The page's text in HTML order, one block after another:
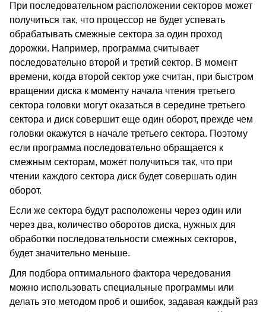
При последовательном расположении секторов может
получиться так, что процессор не будет успевать
обрабатывать смежные сектора за один проход
дорожки. Например, программа считывает
последовательно второй и третий сектор. В момент
времени, когда второй сектор уже считан, при быстром
вращении диска к моменту начала чтения третьего
сектора головки могут оказаться в середине третьего
сектора и диск совершит еще один оборот, прежде чем
головки окажутся в начале третьего сектора. Поэтому
если программа последовательно обращается к
смежным секторам, может получиться так, что при
чтении каждого сектора диск будет совершать один
оборот.
Если же сектора будут расположены через один или
через два, количество оборотов диска, нужных для
обработки последовательности смежных секторов,
будет значительно меньше.
Для подбора оптимального фактора чередования
можно использовать специальные программы или
делать это методом проб и ошибок, задавая каждый раз